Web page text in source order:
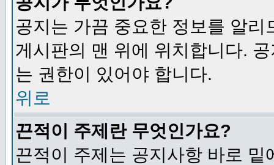
공지는 가끔 중요한 정보를 알
게시판의 맨 위에 위치합니다.
는 권한이 있어야 합니다.
위로
끈적이 주제란 무엇인가요?
끈적이 주제는 공지사항 바로